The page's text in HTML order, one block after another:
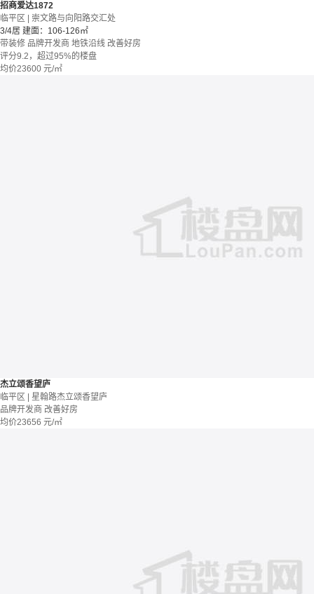
招商爱达1872
临平区 | 崇文路与向阳路交汇处
3/4居 建面：106-126㎡
带装修 品牌开发商 地铁沿线 改善好房
评分9.2，超过95%的楼盘
均价23600 元/㎡
杰立颂香望庐
临平区 | 星翰路杰立颂香望庐
品牌开发商 改善好房
均价23656 元/㎡